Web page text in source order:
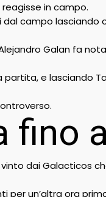
in campo.
dal campo
Galan fa
e lasciando
fino
dai Galacticos
per un’altra ora